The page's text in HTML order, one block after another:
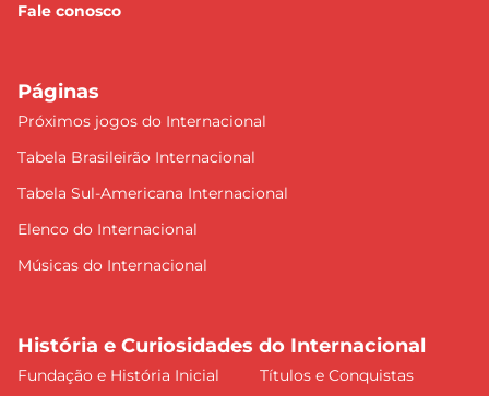
Fale conosco
Páginas
Próximos jogos do Internacional
Tabela Brasileirão Internacional
Tabela Sul-Americana Internacional
Elenco do Internacional
Músicas do Internacional
História e Curiosidades do Internacional
Fundação e História Inicial
Títulos e Conquistas